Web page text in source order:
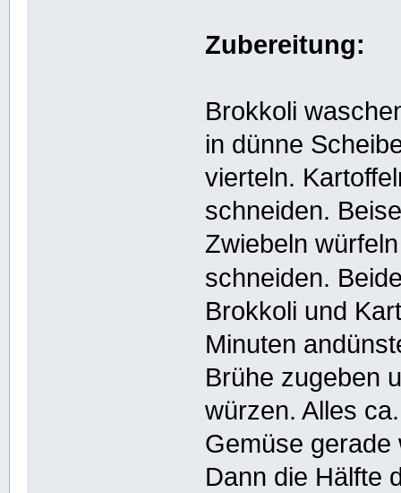
Zubereitung:
Brokkoli
in dünne
vierteln.
schneiden.
Zwiebeln
schneiden.
Brokkoli und
Minuten
Brühe zugeben
würzen. Alles
Gemüse gerade
Dann die Hälfte